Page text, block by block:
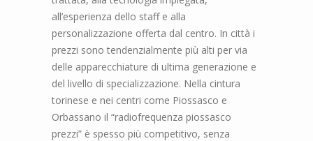
all’esperienza dello staff e alla
personalizzazione offerta dal centro. In città i
prezzi sono tendenzialmente più alti per via
delle apparecchiature di ultima generazione e
del livello di specializzazione. Nella cintura
torinese e nei centri come Piossasco e
Orbassano il “radiofrequenza piossasco
prezzi” è spesso più competitivo, senza